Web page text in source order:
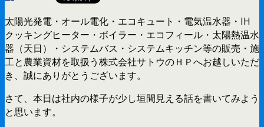
太陽光発電・オール電化・エコキュート・電気温水器・IH
クッキングヒーター・ボイラー・エコフィール・太陽熱温水
器（天日）・システムバス・システムキッチン等の販売・施
工と農業資材を取扱う株式会社サトウのＨＰへお越しいただ
き、誠にありがとうございます。
さて、本日は社内の様子が少し垣間見える話を書いてみよう
と思います。